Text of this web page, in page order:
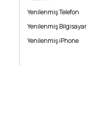
Yenilenmiş Telefon
Yenilenmiş Bilgisayar
Yenilenmiş iPhone